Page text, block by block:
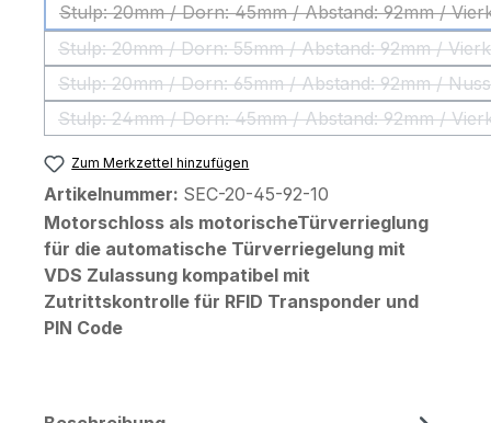
Stulp: 20mm / Dorn: 45mm / Abstand:
(Diese Option ist
Stulp: 20mm / Dorn: 55mm / Abstand:
(Diese Option ist
Stulp: 20mm / Dorn: 65mm / Abstand: 92mm /
(Diese Option ist
Stulp: 24mm / Dorn: 45mm / Abstand:
(Diese Option ist
Zum Merkzettel hinzufügen
Artikelnummer: SEC-20-45-92-10
Motorschloss als motorischeTürverrieglung
für die automatische Türverriegelung mit
VDS Zulassung kompatibel mit
Zutrittskontrolle für RFID Transponder und
PIN Code